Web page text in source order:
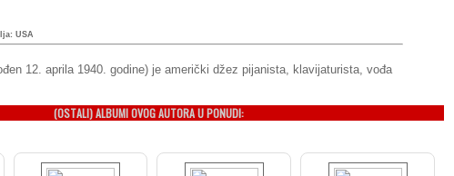
USA
12. aprila 1940. godine) je američki džez pijanista, klavijaturista, vođa
(OSTALI) ALBUMI OVOG AUTORA U PONUDI: